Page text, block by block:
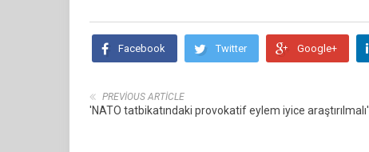
Facebook Twitter Google+
PREVIOUS ARTICLE
'NATO tatbikatındaki provokatif eylem iyice araştırılmalı'